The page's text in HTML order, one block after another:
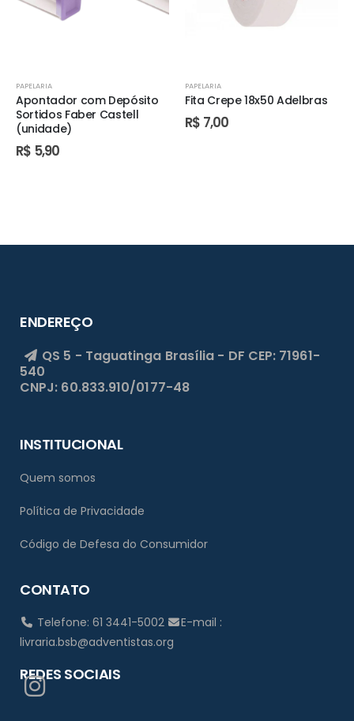
PAPELARIA
Apontador com Depósito
Sortidos Faber Castell
(unidade)
R$ 5,90
PAPELARIA
Fita Crepe 18x50 Adelbras
R$ 7,00
ENDEREÇO
QS 5 - Taguatinga Brasília - DF CEP: 71961-
540
CNPJ: 60.833.910/0177-48
INSTITUCIONAL
Quem somos
Política de Privacidade
Código de Defesa do Consumidor
CONTATO
Telefone: 61 3441-5002
E-mail :
livraria.bsb@adventistas.org
REDES SOCIAIS